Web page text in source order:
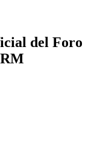
del Foro